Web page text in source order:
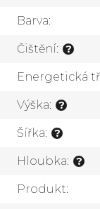
Barva:
?
Čištění:
Energetická
?
Výška:
?
Šířka:
?
Hloubka:
Produkt: